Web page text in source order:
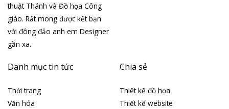
thuật Thánh và Đồ họa Công
giáo. Rất mong được kết bạn
với đông đảo anh em Designer
gần xa.
Danh mục tin tức
Thời trang
Văn hóa
Chia sẻ
Thiết kế đồ họa
Thiết kế website